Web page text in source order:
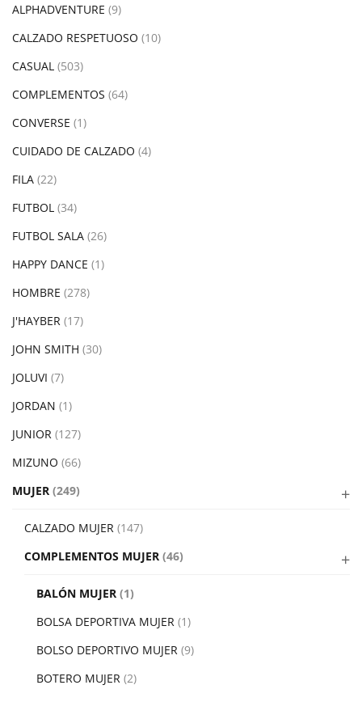
ALPHADVENTURE (9)
CALZADO RESPETUOSO (10)
CASUAL (503)
COMPLEMENTOS (64)
CONVERSE (1)
CUIDADO DE CALZADO (4)
FILA (22)
FUTBOL (34)
FUTBOL SALA (26)
HAPPY DANCE (1)
HOMBRE (278)
J'HAYBER (17)
JOHN SMITH (30)
JOLUVI (7)
JORDAN (1)
JUNIOR (127)
MIZUNO (66)
MUJER (249)
CALZADO MUJER (147)
COMPLEMENTOS MUJER (46)
BALÓN MUJER (1)
BOLSA DEPORTIVA MUJER (1)
BOLSO DEPORTIVO MUJER (9)
BOTERO MUJER (2)